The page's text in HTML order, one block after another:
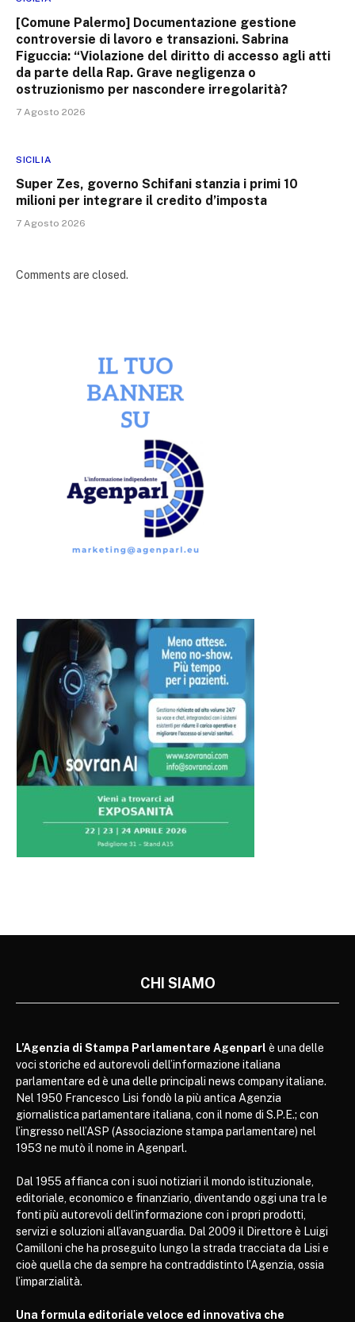
[Comune Palermo] Documentazione gestione
controversie di lavoro e transazioni. Sabrina
Figuccia: “Violazione del diritto di accesso agli atti
da parte della Rap. Grave negligenza o
ostruzionismo per nascondere irregolarità?
7 Agosto 2026
SICILIA
Super Zes, governo Schifani stanzia i primi 10
milioni per integrare il credito d’imposta
7 Agosto 2026
Comments are closed.
CHI SIAMO
L’Agenzia di Stampa Parlamentare Agenparl è una delle
voci storiche ed autorevoli dell’informazione italiana
parlamentare ed è una delle principali news company italiane.
Nel 1950 Francesco Lisi fondò la più antica Agenzia
giornalistica parlamentare italiana, con il nome di S.P.E.; con
l’ingresso nell’ASP (Associazione stampa parlamentare) nel
1953 ne mutò il nome in Agenparl.
Dal 1955 affianca con i suoi notiziari il mondo istituzionale,
editoriale, economico e finanziario, diventando oggi una tra le
fonti più autorevoli dell’informazione con i propri prodotti,
servizi e soluzioni all’avanguardia. Dal 2009 il Direttore è Luigi
Camilloni che ha proseguito lungo la strada tracciata da Lisi e
cioè quella che da sempre ha contraddistinto l’Agenzia, ossia
l’imparzialità.
Una formula editoriale veloce ed innovativa che